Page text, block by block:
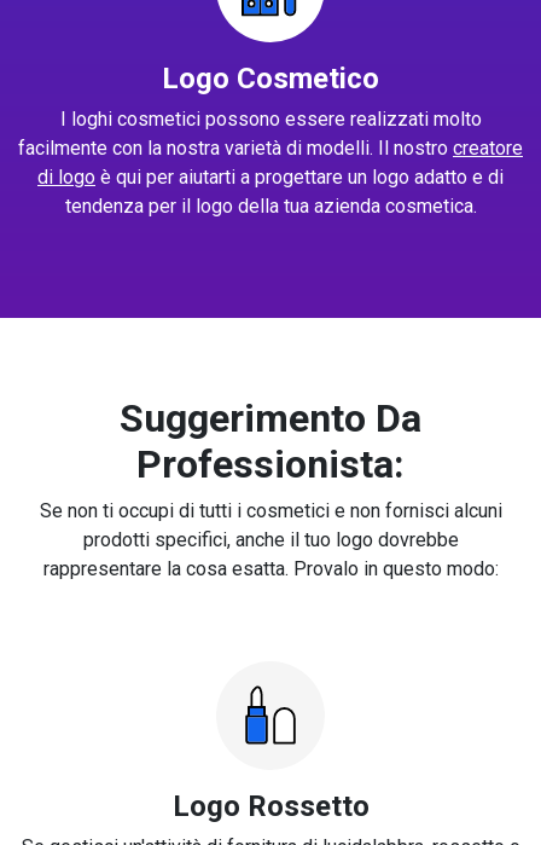
Logo Cosmetico
I loghi cosmetici possono essere realizzati molto
facilmente con la nostra varietà di modelli. Il nostro creatore
di logo è qui per aiutarti a progettare un logo adatto e di
tendenza per il logo della tua azienda cosmetica.
Suggerimento Da
Professionista:
Se non ti occupi di tutti i cosmetici e non fornisci alcuni
prodotti specifici, anche il tuo logo dovrebbe
rappresentare la cosa esatta. Provalo in questo modo:
Logo Rossetto